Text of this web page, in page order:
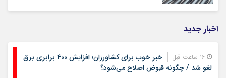
اخبار جدید
خبر خوب برای کشاورزان؛ افزایش ۴۰۰ برابری برق
لغو شد / چگونه قبوض اصلاح می‌شود؟